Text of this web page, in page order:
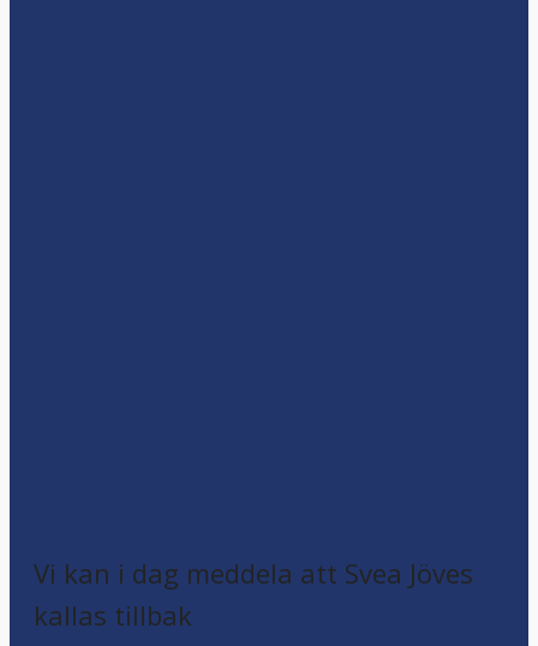
Vi kan i dag meddela att Svea Jöves
kallas tillbak